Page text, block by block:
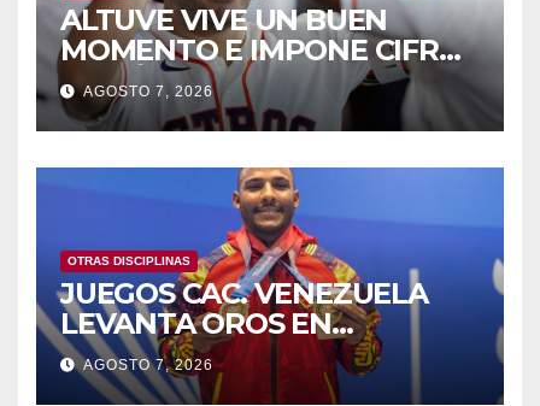
ALTUVE VIVE UN BUEN
MOMENTO E IMPONE CIFRAS
HISTÓRICAS
AGOSTO 7, 2026
OTRAS DISCIPLINAS
JUEGOS CAC. VENEZUELA
LEVANTA OROS EN
HALTEROFILIA Y TIRO
AGOSTO 7, 2026